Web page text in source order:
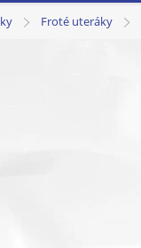
Froté uteráky